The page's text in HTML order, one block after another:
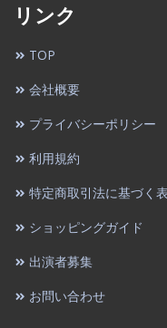
リンク
TOP
会社概要
プライバシーポリシー
利用規約
特定商取引法に基づく
ショッピングガイド
出演者募集
お問い合わせ